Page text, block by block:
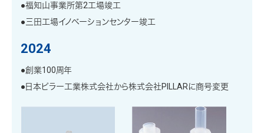
●福知山事業所第2工場竣工
●三田工場イノベーションセンター竣工
2024
●創業100周年
●日本ピラー工業株式会社から株式会社PILLARに商号変更